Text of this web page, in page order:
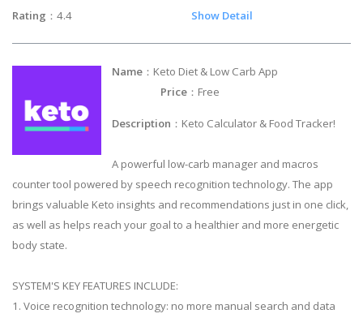
Rating ：4.4 Show Detail
Name ：Keto Diet & Low Carb App
Price ：Free
Description ：Keto Calculator & Food Tracker!
A powerful low-carb manager and macros
counter tool powered by speech recognition technology. The app
brings valuable Keto insights and recommendations just in one click,
as well as helps reach your goal to a healthier and more energetic
body state.
SYSTEM'S KEY FEATURES INCLUDE:
1. Voice recognition technology: no more manual search and data